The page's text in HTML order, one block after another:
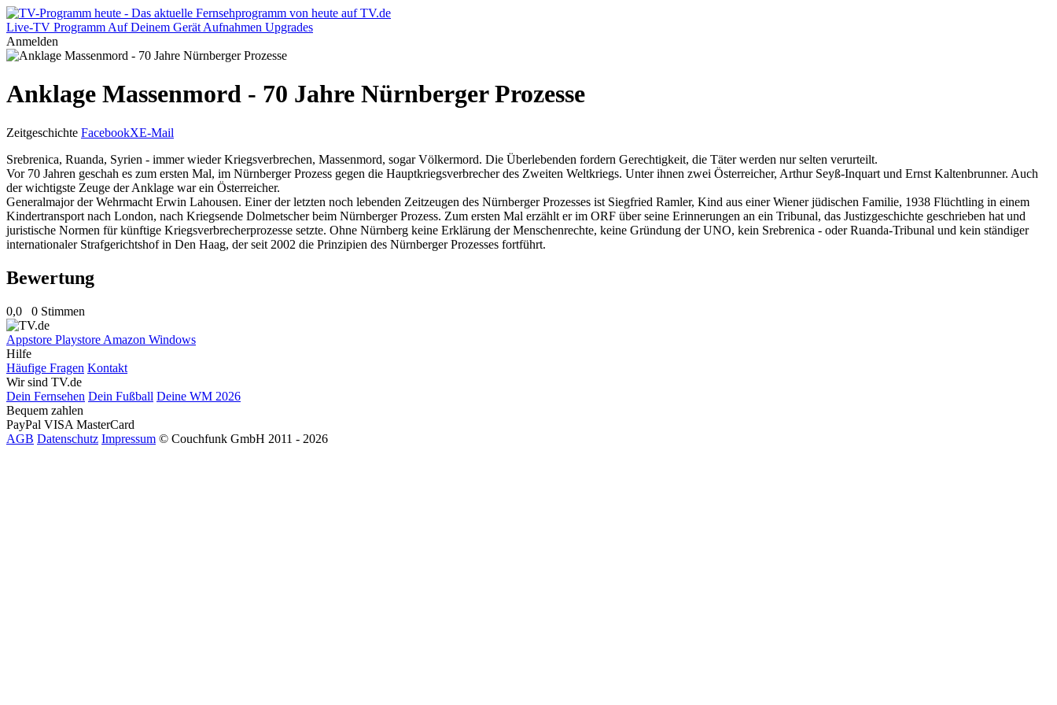
Live-TV Programm Auf Deinem Gerät Aufnahmen Upgrades
Anmelden
Anklage Massenmord - 70 Jahre Nürnberger Prozesse
Zeitgeschichte FacebookXE-Mail
Srebrenica, Ruanda, Syrien - immer wieder Kriegsverbrechen, Massenmord, sogar Völkermord. Die Überlebenden fordern Gerechtigkeit, die Täter werden nur selten verurteilt.
Vor 70 Jahren geschah es zum ersten Mal, im Nürnberger Prozess gegen die Hauptkriegsverbrecher des Zweiten Weltkriegs. Unter ihnen zwei Österreicher, Arthur Seyß-Inquart und Ernst Kaltenbrunner. Auch
der wichtigste Zeuge der Anklage war ein Österreicher.
Generalmajor der Wehrmacht Erwin Lahousen. Einer der letzten noch lebenden Zeitzeugen des Nürnberger Prozesses ist Siegfried Ramler, Kind aus einer Wiener jüdischen Familie, 1938 Flüchtling in einem
Kindertransport nach London, nach Kriegsende Dolmetscher beim Nürnberger Prozess. Zum ersten Mal erzählt er im ORF über seine Erinnerungen an ein Tribunal, das Justizgeschichte geschrieben hat und
juristische Normen für künftige Kriegsverbrecherprozesse setzte. Ohne Nürnberg keine Erklärung der Menschenrechte, keine Gründung der UNO, kein Srebrenica - oder Ruanda-Tribunal und kein ständiger
internationaler Strafgerichtshof in Den Haag, der seit 2002 die Prinzipien des Nürnberger Prozesses fortführt.
Bewertung
0,0 0 Stimmen
Appstore Playstore Amazon Windows
Hilfe
Häufige Fragen Kontakt
Wir sind TV.de
Dein Fernsehen Dein Fußball Deine WM 2026
Bequem zahlen
PayPal VISA MasterCard
AGB Datenschutz Impressum © Couchfunk GmbH 2011 - 2026